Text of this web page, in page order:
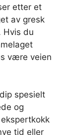
etter et
av gresk
Hvis du
være veien
spesielt
og
tid eller